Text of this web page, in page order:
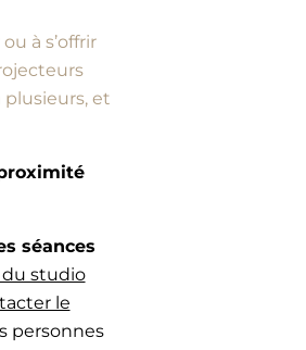
à s’offrir
plusieurs, et
séances
du studio
le
personnes